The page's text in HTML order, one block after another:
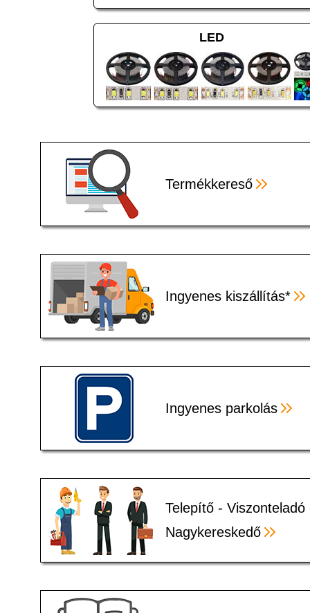
LED
Termékkereső
Ingyenes kiszállítás*
Ingyenes parkolás
Telepítő - Viszonteladó
Nagykereskedő